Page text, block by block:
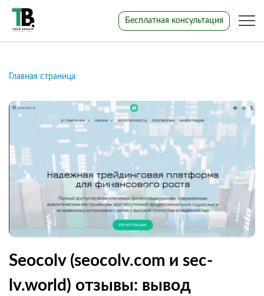
Бесплатная консультация
Главная страница
Seocolv (seocolv.com и sec-
lv.world) отзывы: вывод